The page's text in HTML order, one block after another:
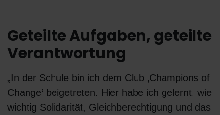
Geteilte Aufgaben, geteilte
Verantwortung
„In der Schule bin ich dem Club ‚Champions of
Change‘ beigetreten. Hier habe ich gelernt, wie
wichtig Solidarität, Gleichberechtigung und das